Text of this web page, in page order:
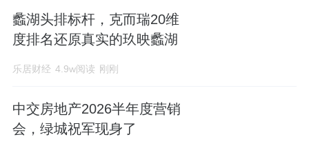
蠡湖头排标杆，克而瑞20维
度排名还原真实的玖映蠡湖
乐居财经 4.9w阅读 刚刚
中交房地产2026半年度营销
会，绿城祝军现身了